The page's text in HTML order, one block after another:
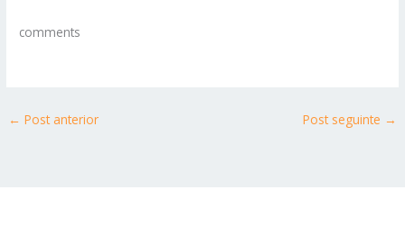
comments
← Post anterior Post seguinte →